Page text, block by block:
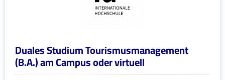
Duales Studium Tourismusmanagement
(B.A.) am Campus oder virtuell